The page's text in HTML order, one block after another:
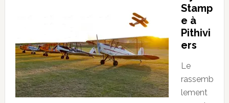
Stamp
e à
Pithivi
ers
Le
rassemb
lement